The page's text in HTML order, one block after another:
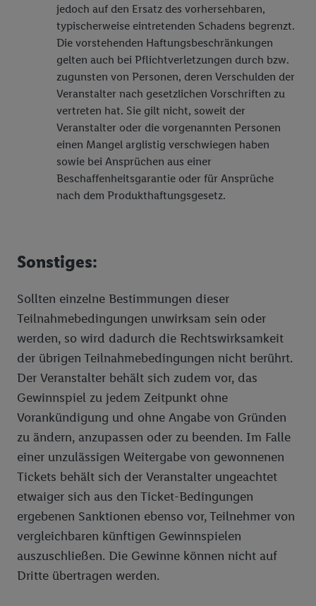
jedoch auf den Ersatz des vorhersehbaren,
typischerweise eintretenden Schadens begrenzt.
Die vorstehenden Haftungsbeschränkungen
gelten auch bei Pflichtverletzungen durch bzw.
zugunsten von Personen, deren Verschulden der
Veranstalter nach gesetzlichen Vorschriften zu
vertreten hat. Sie gilt nicht, soweit der
Veranstalter oder die vorgenannten Personen
einen Mangel arglistig verschwiegen haben
sowie bei Ansprüchen aus einer
Beschaffenheitsgarantie oder für Ansprüche
nach dem Produkthaftungsgesetz.
Sonstiges:
Sollten einzelne Bestimmungen dieser
Teilnahmebedingungen unwirksam sein oder
werden, so wird dadurch die Rechtswirksamkeit
der übrigen Teilnahmebedingungen nicht berührt.
Der Veranstalter behält sich zudem vor, das
Gewinnspiel zu jedem Zeitpunkt ohne
Vorankündigung und ohne Angabe von Gründen
zu ändern, anzupassen oder zu beenden. Im Falle
einer unzulässigen Weitergabe von gewonnenen
Tickets behält sich der Veranstalter ungeachtet
etwaiger sich aus den Ticket-Bedingungen
ergebenen Sanktionen ebenso vor, Teilnehmer von
vergleichbaren künftigen Gewinnspielen
auszuschließen. Die Gewinne können nicht auf
Dritte übertragen werden.